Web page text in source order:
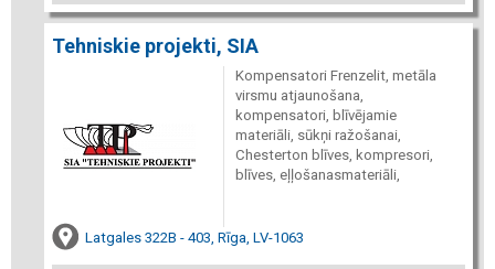
Tehniskie projekti, SIA
Kompensatori Frenzelit, metāla
virsmu atjaunošana,
kompensatori, blīvējamie
materiāli, sūkņi ražošanai,
Chesterton blīves, kompresori,
blīves, eļļošanasmateriāli,
Latgales 322B - 403, Rīga, LV-1063